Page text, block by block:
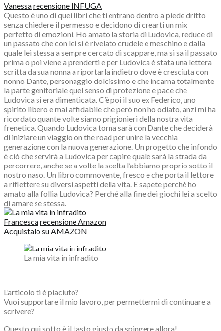
Vanessarecensione INFUGA
Questo è uno di quei libri che ti entrano dentro a piede dritto
senza chiedere il permesso e decidono di crearti un mix
perfetto di emozioni. Ho amato la storia di Ludovica, reduce di
un passato che con lei si è rivelato crudele e meschino e dalla
quale lei stessa a sempre cercato di scappare, ma si sa il passato
prima o poi viene a prenderti e per Ludovica è stata una lettera
scritta da sua nonna a riportarla indietro dove è cresciuta con
nonno Dante, personaggio dolcissimo e che incarna totalmente
la parte genitoriale quel senso di protezione e pace che
Ludovica si era dimenticata. C’è poi il suo ex Federico, uno
spirito libero e mai affidabile che però non ho odiato, anzi mi ha
ricordato quante volte siamo prigionieri della nostra vita
frenetica. Quando Ludovica torna sarà con Dante che deciderà
di iniziare un viaggio on the road per unire la vecchia
generazione con la nuova generazione. Un progetto che infondo
è ciò che servirà a Ludovica per capire quale sarà la strada da
percorrere, anche se a volte la scelta l’abbiamo proprio sotto il
nostro naso. Un libro commovente, fresco e che porta il lettore
a riflettere su diversi aspetti della vita. E sapete perché ho
amato alla follia Ludovica? Perché alla fine dei giochi lei a scelto
di amare se stessa.
Francescarecensione Amazon
Acquistalo su AMAZON
La mia vita in infradito
L’articolo ti è piaciuto?
Vuoi supportare il mio lavoro, per permettermi di continuare a
scrivere?
Questo qui sotto è il tasto giusto da spingere allora!